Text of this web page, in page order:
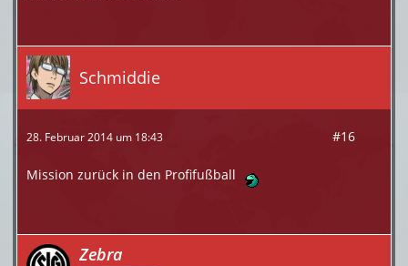
Schmiddie
28. Februar 2014 um 18:43 #16
Mission zurück in den Profifußball
Zebra